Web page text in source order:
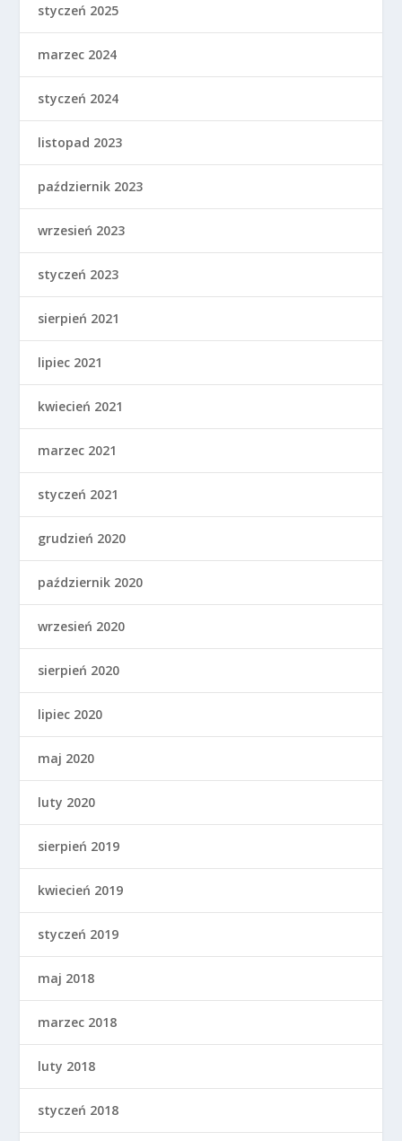
styczeń 2025
marzec 2024
styczeń 2024
listopad 2023
październik 2023
wrzesień 2023
styczeń 2023
sierpień 2021
lipiec 2021
kwiecień 2021
marzec 2021
styczeń 2021
grudzień 2020
październik 2020
wrzesień 2020
sierpień 2020
lipiec 2020
maj 2020
luty 2020
sierpień 2019
kwiecień 2019
styczeń 2019
maj 2018
marzec 2018
luty 2018
styczeń 2018